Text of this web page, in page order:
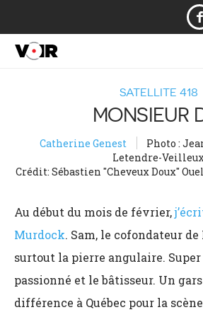
SATELLITE 418
MONSIEUR
Catherine Genest
Photo :
Letendre-
Crédit: Sébastien "Cheveux Doux"
Au début du mois de février,
Murdock. Sam, le cofondateur de
surtout la pierre angulaire. Super
passionné et le bâtisseur. Un
différence à Québec pour la